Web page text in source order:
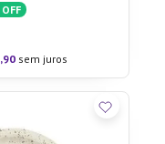
OFF
,90 sem juros